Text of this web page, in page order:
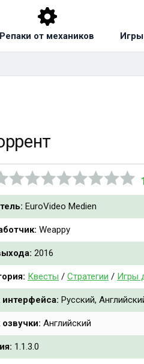
Репаки от механиков
EuroVideo Medien
Weappy
2016
Квесты / Стратегии / Игры
Русский,
Английский
1.1.3.0